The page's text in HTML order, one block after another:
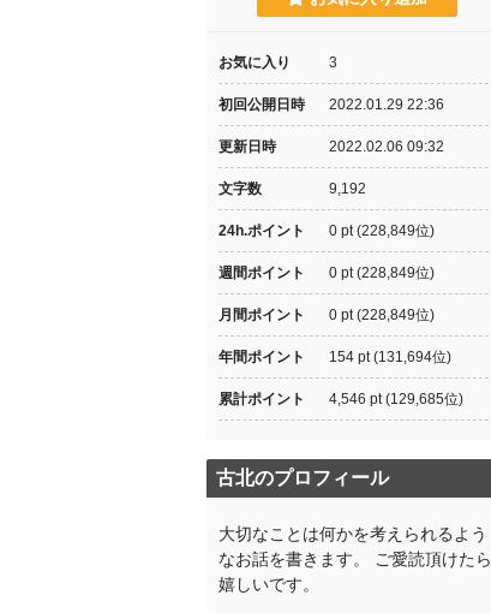
お気に入り 3
初回公開日時 2022.01.29 22:36
更新日時 2022.02.06 09:32
文字数 9,192
24h.ポイント 0 pt (228,849位)
週間ポイント 0 pt (228,849位)
月間ポイント 0 pt (228,849位)
年間ポイント 154 pt (131,694位)
累計ポイント 4,546 pt (129,685位)
古北のプロフィール
大切なことは何かを考えられるよう
なお話を書きます。 ご愛読頂けたら
嬉しいです。